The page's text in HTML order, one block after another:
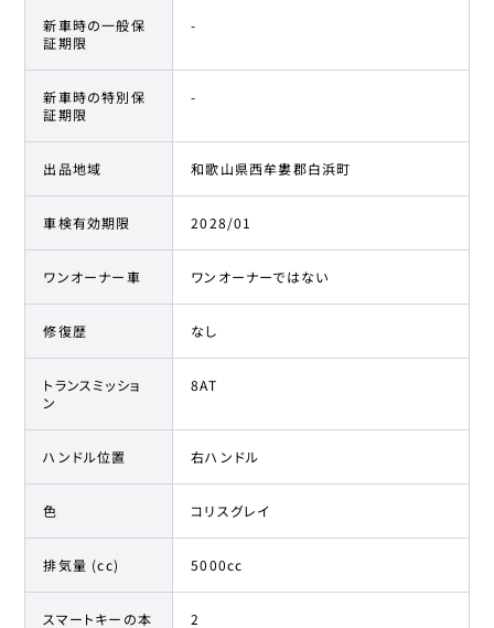
新車時の一般保
証期限
-
新車時の特別保
証期限
-
出品地域 和歌山県西牟婁郡白浜町
車検有効期限 2028/01
ワンオーナー車 ワンオーナーではない
修復歴 なし
トランスミッショ
ン
8AT
ハンドル位置 右ハンドル
色 コリスグレイ
排気量 (cc) 5000cc
スマートキーの本
2